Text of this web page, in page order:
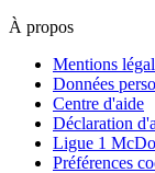
À propos
Mentions
Données
Centre d'aide
Déclaration
Ligue 1
Préférences